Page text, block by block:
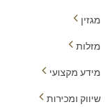
מגזין
מזלות
מידע מקצועי
שיווק ומכירות